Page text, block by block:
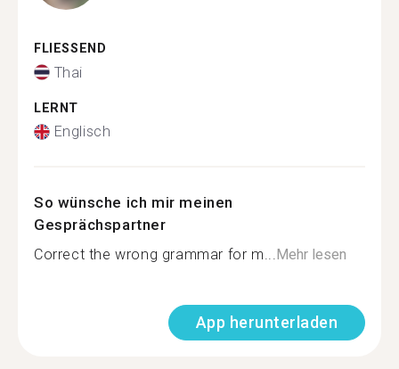
FLIESSEND
Thai
LERNT
Englisch
So wünsche ich mir meinen
Gesprächspartner
Correct the wrong grammar for m...Mehr lesen
App herunterladen